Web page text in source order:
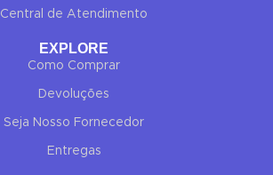
Central de Atendimento
EXPLORE
Como Comprar
Devoluções
Seja Nosso Fornecedor
Entregas